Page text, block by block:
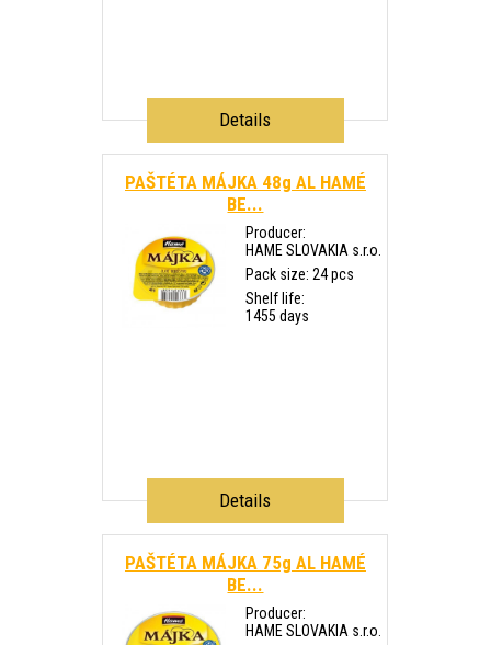
Details
PAŠTÉTA MÁJKA 48g AL HAMÉ
BE...
Producer:
HAME SLOVAKIA s.r.o.
Pack size: 24 pcs
Shelf life:
1455 days
Details
PAŠTÉTA MÁJKA 75g AL HAMÉ
BE...
Producer:
HAME SLOVAKIA s.r.o.